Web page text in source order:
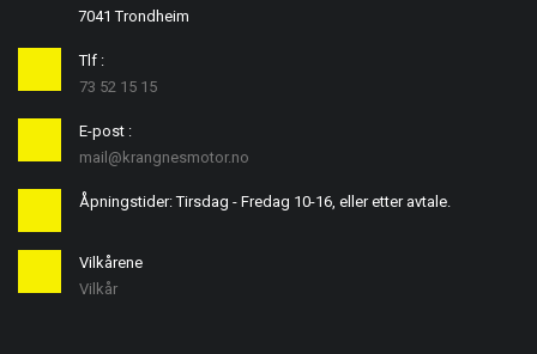
7041 Trondheim
Tlf :
73 52 15 15
E-post :
mail@krangnesmotor.no
Åpningstider: Tirsdag - Fredag 10-16, eller etter avtale.
Vilkårene
Vilkår